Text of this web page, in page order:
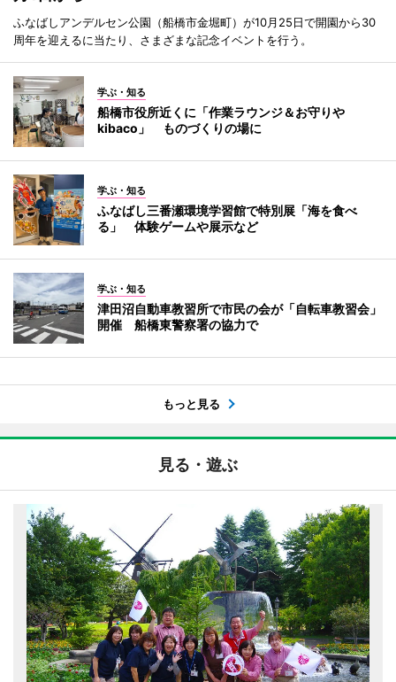
ふなばしアンデルセン公園（船橋市金堀町）が10月25日で開園から30
周年を迎えるに当たり、さまざまな記念イベントを行う。
学ぶ・知る
船橋市役所近くに「作業ラウンジ＆お守りや
kibaco」 ものづくりの場に
学ぶ・知る
ふなばし三番瀬環境学習館で特別展「海を食べ
る」 体験ゲームや展示など
学ぶ・知る
津田沼自動車教習所で市民の会が「自転車教習会」
開催 船橋東警察署の協力で
もっと見る
見る・遊ぶ